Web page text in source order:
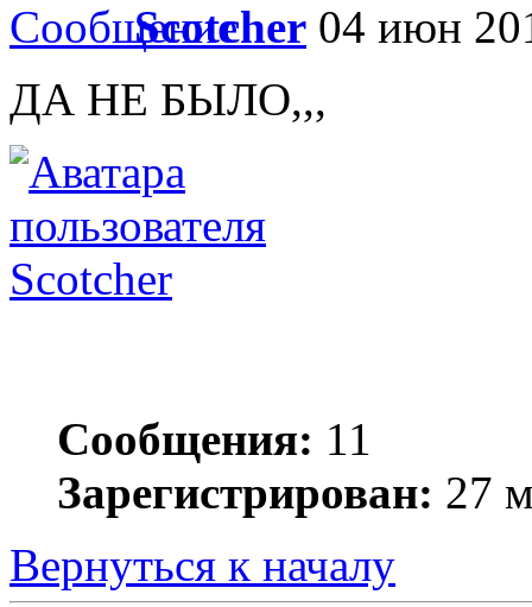
Scotcher 04 июн
ДА НЕ БЫЛО,,,
Scotcher
Сообщения: 11
Зарегистрирован: 27
Вернуться к началу